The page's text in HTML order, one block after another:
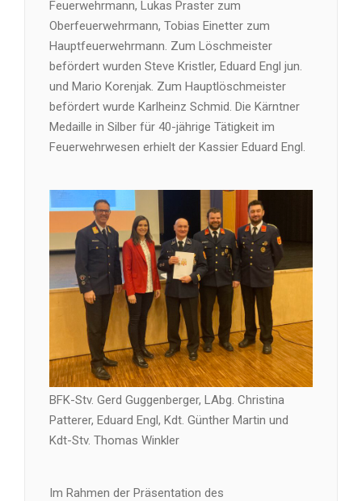
Feuerwehrmann, Lukas Praster zum
Oberfeuerwehrmann, Tobias Einetter zum
Hauptfeuerwehrmann. Zum Löschmeister
befördert wurden Steve Kristler, Eduard Engl jun.
und Mario Korenjak. Zum Hauptlöschmeister
befördert wurde Karlheinz Schmid. Die Kärntner
Medaille in Silber für 40-jährige Tätigkeit im
Feuerwehrwesen erhielt der Kassier Eduard Engl.
BFK-Stv. Gerd Guggenberger, LAbg. Christina
Patterer, Eduard Engl, Kdt. Günther Martin und
Kdt-Stv. Thomas Winkler
Im Rahmen der Präsentation des